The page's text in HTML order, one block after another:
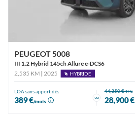
PEUGEOT 5008
III 1.2 Hybrid 145ch Allure e-DCS6
2,535 KM | 2025
HYBRIDE
LOA sans apport dès
389 €/mois
ou
44,350 €TTC
28,900 €